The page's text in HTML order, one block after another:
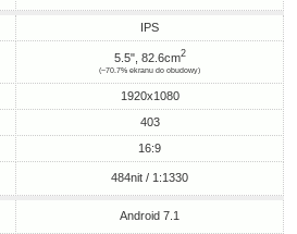
IPS
5.5", 82.6cm2
(~70.7% ekranu do obudowy)
1920x1080
403
16:9
484nit / 1:1330
Android 7.1